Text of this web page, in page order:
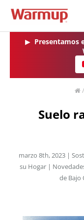
▶ Presentamos
/
Suelo
marzo 8th, 2023 |
su Hogar |
de Bajo